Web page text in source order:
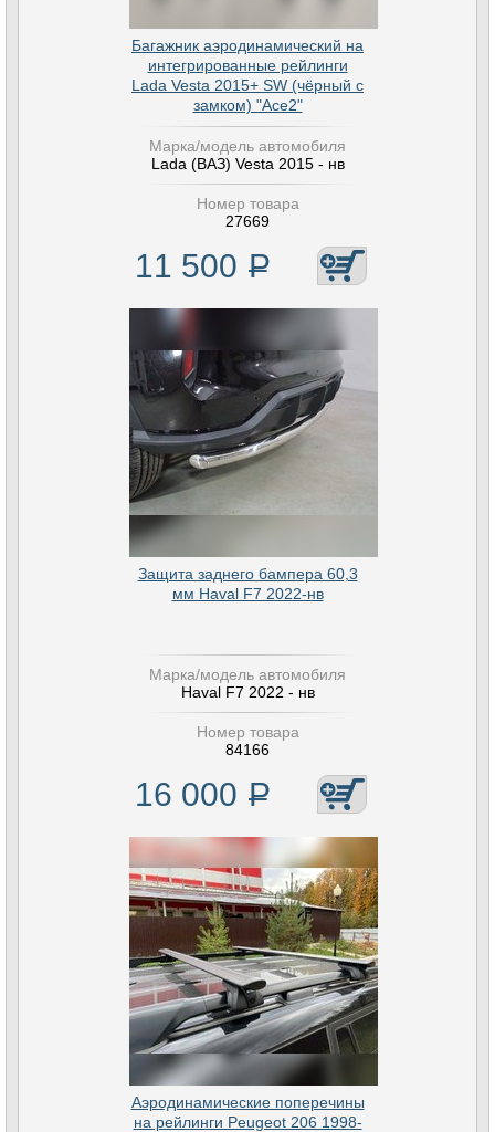
Багажник аэродинамический на
интегрированные рейлинги
Lada Vesta 2015+ SW (чёрный с
замком) "Ace2"
Марка/модель автомобиля
Lada (ВАЗ) Vesta 2015 - нв
Номер товара
27669
11 500 Р
Защита заднего бампера 60,3
мм Haval F7 2022-нв
Марка/модель автомобиля
Haval F7 2022 - нв
Номер товара
84166
16 000 Р
Аэродинамические поперечины
на рейлинги Peugeot 206 1998-